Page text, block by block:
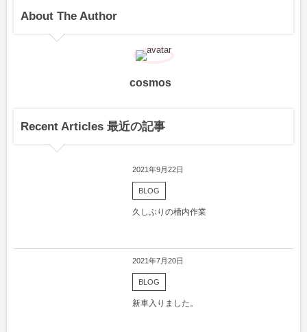
About The Author
cosmos
Recent Articles 最近の記事
2021年9月22日
BLOG
久しぶりの槽内作業
2021年7月20日
BLOG
新車入りました。